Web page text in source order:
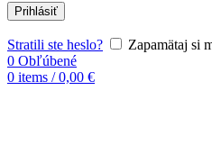
Prihlásiť
Stratili ste heslo?
Zapamätaj si
0 Obľúbené
0 items / 0,00 €